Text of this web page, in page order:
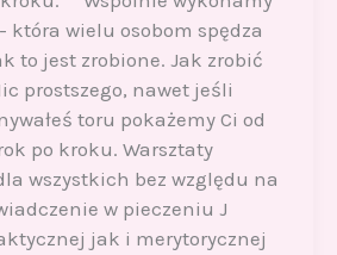
która wielu osobom spędza
to jest zrobione. Jak zrobić
prostszego, nawet jeśli
toru pokażemy Ci od
po kroku. Warsztaty
wszystkich bez względu na
w pieczeniu J
jak i merytorycznej